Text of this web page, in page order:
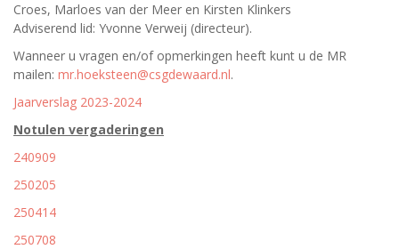
Croes, Marloes van der Meer en Kirsten Klinkers
Adviserend lid: Yvonne Verweij (directeur).
Wanneer u vragen en/of opmerkingen heeft kunt u de MR
mailen: mr.hoeksteen@csgdewaard.nl.
Jaarverslag 2023-2024
Notulen vergaderingen
240909
250205
250414
250708